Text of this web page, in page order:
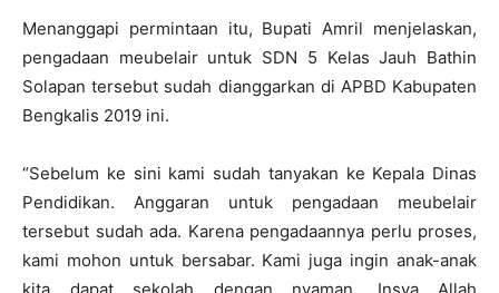
Menanggapi permintaan itu, Bupati Amril menjelaskan,
pengadaan meubelair untuk SDN 5 Kelas Jauh Bathin
Solapan tersebut sudah dianggarkan di APBD Kabupaten
Bengkalis 2019 ini.
“Sebelum ke sini kami sudah tanyakan ke Kepala Dinas
Pendidikan. Anggaran untuk pengadaan meubelair
tersebut sudah ada. Karena pengadaannya perlu proses,
kami mohon untuk bersabar. Kami juga ingin anak-anak